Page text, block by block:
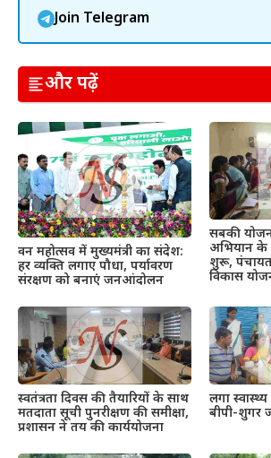
Join Telegram
और पढ़ें
वन महोत्सव में मुख्यमंत्री का संदेश:
हर व्यक्ति लगाए पौधा, पर्यावरण
संरक्षण को बनाएं जनआंदोलन
सबकी
अभियान के
शुरू,
विकास
स्वतंत्रता दिवस की तैयारियों के साथ
मतदाता सूची पुनरीक्षण की समीक्षा,
प्रशासन ने तय की कार्ययोजना
लगा स्वास्थ्य
बीपी-शुगर